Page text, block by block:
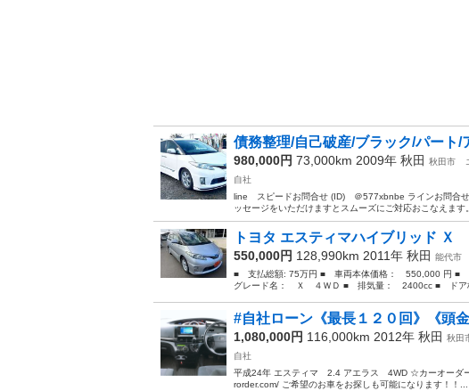
債務整理/自己破産/ブラック/パート/
980,000円 73,000km 2009年 秋田 秋田市
自社
line スピードお問合せ (ID) ＠577xbnbe ラインお問合
ッセージをいただけますとスムーズにご対応おこなえます
トヨタ エスティマハイブリッド Ｘ
550,000円 128,990km 2011年 秋田 能代市
■ 支払総額: 75万円 ■ 車両本体価格： 550,000 円 ■
グレード名： Ｘ ４ＷＤ ■ 排気量： 2400cc ■ ドア
#自社ローン《最長１２０回》《頭
1,080,000円 116,000km 2012年 秋田 秋田
自社
平成24年 エスティマ 2.4 アエラス 4WD ☆カーオーダ
rorder.com/ ご希望のお車をお探しも可能になります！！...